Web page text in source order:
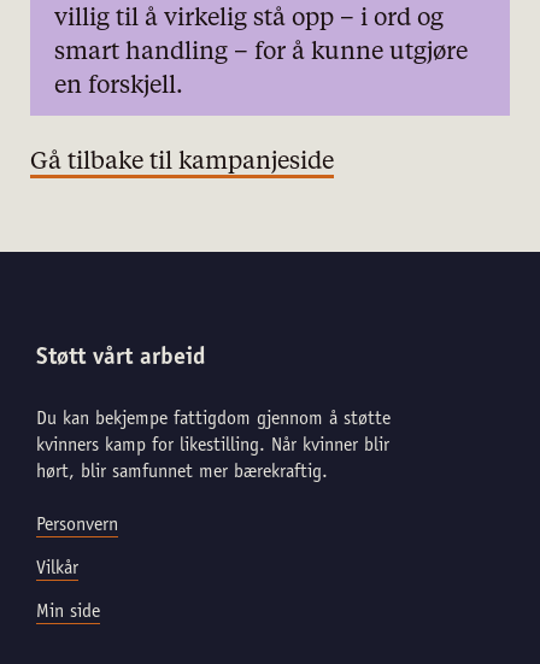
villig til å virkelig stå opp – i ord og
smart handling – for å kunne utgjøre
en forskjell.
Gå tilbake til kampanjeside
Støtt vårt arbeid
Du kan bekjempe fattigdom gjennom å støtte
kvinners kamp for likestilling. Når kvinner blir
hørt, blir samfunnet mer bærekraftig.
Personvern
Vilkår
Min side